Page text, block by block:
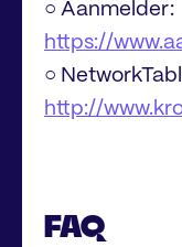
○ Aanmelder:
https://
○
http://
FAQ